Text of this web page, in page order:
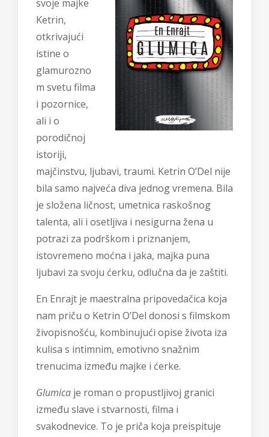
svoje majke
Ketrin,
otkrivajući
istine o
glamurozno
m svetu filma
i pozornice,
ali i o
porodičnoj
istoriji,
majčinstvu, ljubavi, traumi. Ketrin O’Del nije
bila samo najveća diva jednog vremena. Bila
je složena ličnost, umetnica raskošnog
talenta, ali i osetljiva i nesigurna žena u
potrazi za podrškom i priznanjem,
istovremeno moćna i jaka, majka puna
ljubavi za svoju ćerku, odlučna da je zaštiti.
En Enrajt je maestralna pripovedačica koja
nam priču o Ketrin O’Del donosi s filmskom
živopisnošću, kombinujući opise života iza
kulisa s intimnim, emotivno snažnim
trenucima između majke i ćerke.
Glumica je roman o propustljivoj granici
između slave i stvarnosti, filma i
svakodnevice. To je priča koja preispituje